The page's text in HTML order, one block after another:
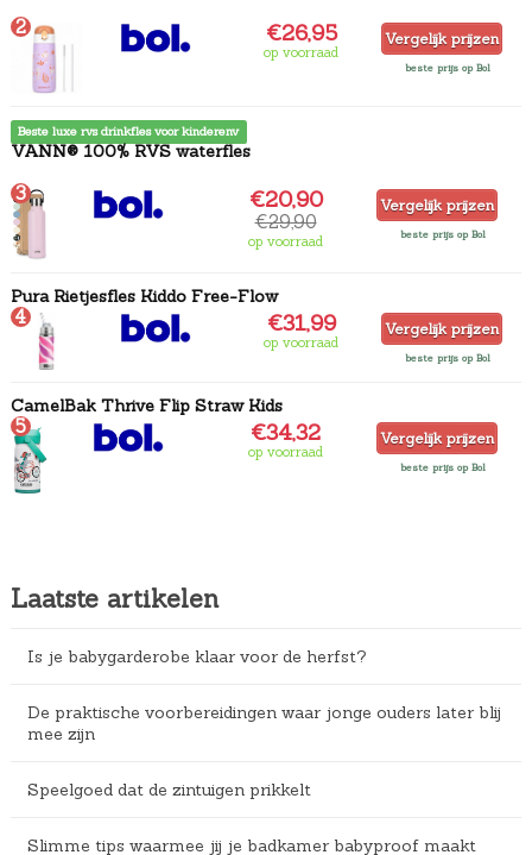
2 €26,95
op voorraad
Vergelijk prijzen
beste prijs op Bol
Beste luxe rvs drinkfles voor kinderenv
VANN® 100% RVS waterfles
3 €20,90
€29,90
op voorraad
Vergelijk prijzen
beste prijs op Bol
Pura Rietjesfles Kiddo Free-Flow
4 €31,99
op voorraad
Vergelijk prijzen
beste prijs op Bol
CamelBak Thrive Flip Straw Kids
5 €34,32
op voorraad
Vergelijk prijzen
beste prijs op Bol
Laatste artikelen
Is je babygarderobe klaar voor de herfst?
De praktische voorbereidingen waar jonge ouders later blij
mee zijn
Speelgoed dat de zintuigen prikkelt
Slimme tips waarmee jij je badkamer babyproof maakt